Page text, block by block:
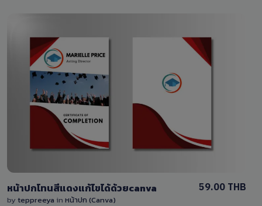
View Details
0 Sale
หน้าปกโทนสีแดงแก้ไขได้ด้วยcanva
by teppreeya in หน้าปก (Canva)
59.00 THB